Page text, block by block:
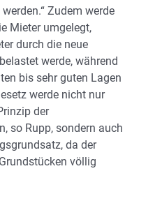
Zudem werde
Mieter umgelegt,
durch die neue
werde, während
bis sehr guten Lagen
werde nicht nur
der
so Rupp, sondern auch
da der
völlig